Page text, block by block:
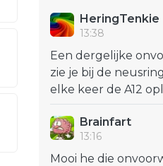
HeringTenkie
13:38
Een dergelijke
zie je bij de
elke keer de A12
Brainfart
13:16
Mooi he die